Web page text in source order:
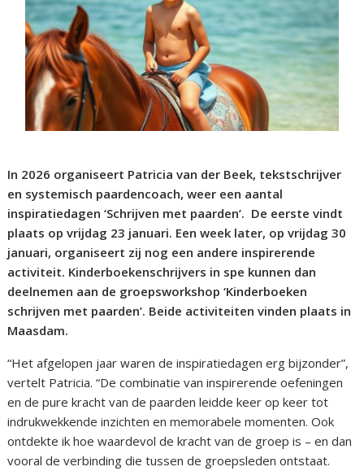
In 2026 organiseert Patricia van der Beek, tekstschrijver
en systemisch paardencoach, weer een aantal
inspiratiedagen ‘Schrijven met paarden’. De eerste vindt
plaats op vrijdag 23 januari. Een week later, op vrijdag 30
januari, organiseert zij nog een andere inspirerende
activiteit. Kinderboekenschrijvers in spe kunnen dan
deelnemen aan de groepsworkshop ‘Kinderboeken
schrijven met paarden’. Beide activiteiten vinden plaats in
Maasdam.
“Het afgelopen jaar waren de inspiratiedagen erg bijzonder”,
vertelt Patricia. “De combinatie van inspirerende oefeningen
en de pure kracht van de paarden leidde keer op keer tot
indrukwekkende inzichten en memorabele momenten. Ook
ontdekte ik hoe waardevol de kracht van de groep is – en dan
vooral de verbinding die tussen de groepsleden ontstaat.